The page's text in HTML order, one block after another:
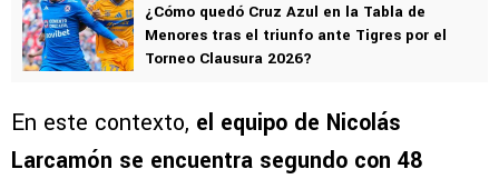
¿Cómo quedó Cruz Azul en la Tabla de
Menores tras el triunfo ante Tigres por el
Torneo Clausura 2026?
En este contexto, el equipo de Nicolás
Larcamón se encuentra segundo con 48